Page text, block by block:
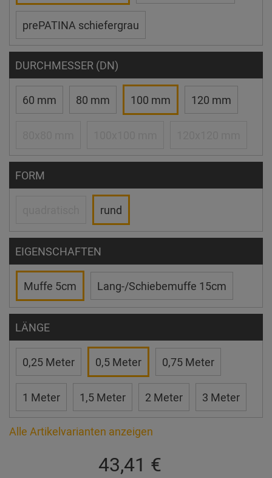
prePATINA schiefergrau
DURCHMESSER (DN)
60 mm 80 mm 100 mm 120 mm
FORM
rund
EIGENSCHAFTEN
Muffe 5cm Lang-/Schiebemuffe 15cm
LÄNGE
0,25 Meter 0,5 Meter 0,75 Meter
1 Meter 1,5 Meter 2 Meter 3 Meter
Alle Artikelvarianten anzeigen
43,41 €